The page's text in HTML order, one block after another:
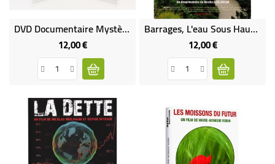
CULTUREL
DVD Documentaire Mystère Choisi Pour Vous
12,00 €Prix
Barrages, L'eau Sous Haute Tension
12,00 €Prix